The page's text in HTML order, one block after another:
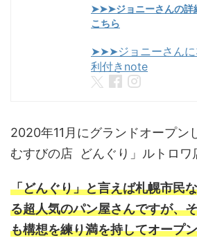
➤➤➤ジョニーさんの詳
こちら
➤➤➤ジョニーさんに
利付きnote
2020年11月にグランドオープン
むすびの店 どんぐり」ルトロワ
「どんぐり」と言えば札幌市民
る超人気のパン屋さんですが、
も構想を練り満を持してオープ